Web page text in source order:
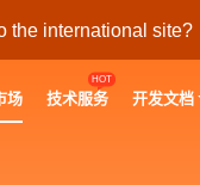
the international site?
场
HOT
技术服务 开发文档